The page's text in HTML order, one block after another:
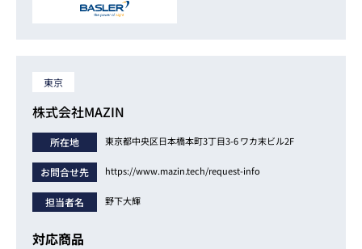
東京
株式会社MAZIN
所在地 東京都中央区日本橋本町3丁目3-6 ワカ末ビル2F
お問合せ先 https://www.mazin.tech/request-info
担当者名 野下大輝
対応商品